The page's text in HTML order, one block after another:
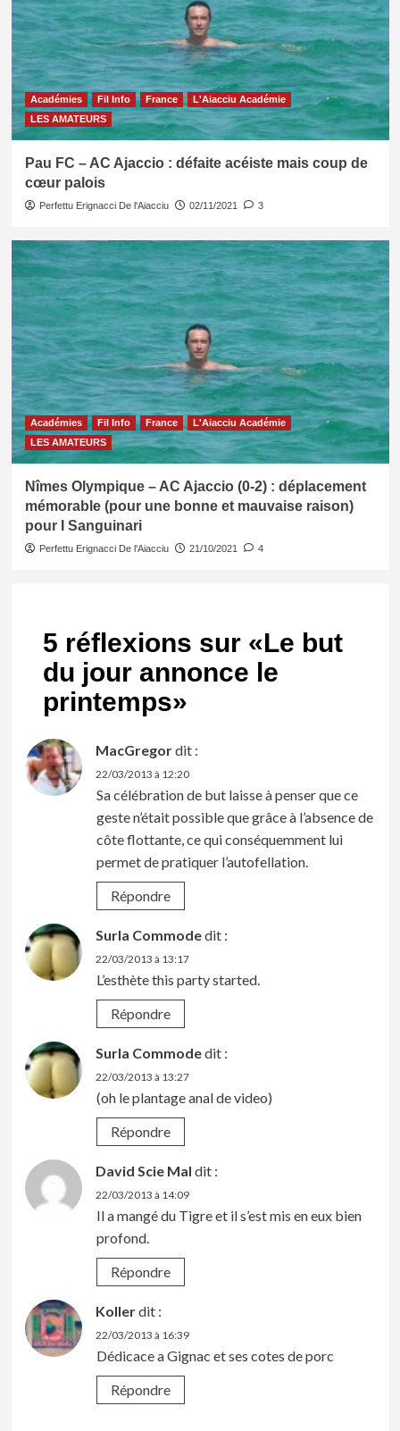
Académies Fil Info France
L'Aiacciu Académie
LES AMATEURS
Pau FC – AC Ajaccio : défaite acéiste mais coup de
cœur palois
Perfettu Erignacci De l'Aiacciu 02/11/2021 3
Académies Fil Info France
L'Aiacciu Académie
LES AMATEURS
Nîmes Olympique – AC Ajaccio (0-2) : déplacement
mémorable (pour une bonne et mauvaise raison)
pour I Sanguinari
Perfettu Erignacci De l'Aiacciu 21/10/2021 4
5 réflexions sur «Le but
du jour annonce le
printemps»
MacGregordit :
22/03/2013 à 12:20
Sa célébration de but laisse à penser que ce
geste n’était possible que grâce à l’absence de
côte flottante, ce qui conséquemment lui
permet de pratiquer l’autofellation.
Répondre
Surla Commodedit :
22/03/2013 à 13:17
L’esthète this party started.
Répondre
Surla Commodedit :
22/03/2013 à 13:27
(oh le plantage anal de video)
Répondre
David Scie Mal dit :
22/03/2013 à 14:09
Il a mangé du Tigre et il s’est mis en eux bien
profond.
Répondre
Kollerdit :
22/03/2013 à 16:39
Dédicace a Gignac et ses cotes de porc
Répondre